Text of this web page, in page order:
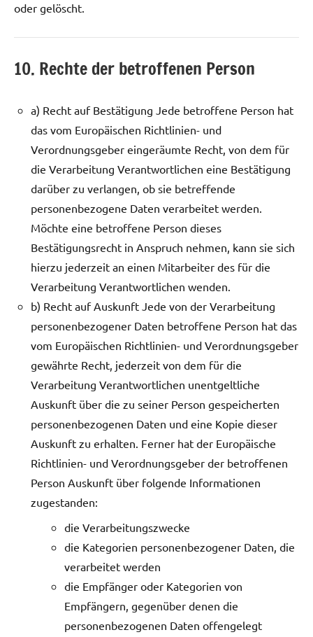
oder gelöscht.
10. Rechte der betroffenen Person
a) Recht auf Bestätigung Jede betroffene Person hat
das vom Europäischen Richtlinien- und
Verordnungsgeber eingeräumte Recht, von dem für
die Verarbeitung Verantwortlichen eine Bestätigung
darüber zu verlangen, ob sie betreffende
personenbezogene Daten verarbeitet werden.
Möchte eine betroffene Person dieses
Bestätigungsrecht in Anspruch nehmen, kann sie sich
hierzu jederzeit an einen Mitarbeiter des für die
Verarbeitung Verantwortlichen wenden.
b) Recht auf Auskunft Jede von der Verarbeitung
personenbezogener Daten betroffene Person hat das
vom Europäischen Richtlinien- und Verordnungsgeber
gewährte Recht, jederzeit von dem für die
Verarbeitung Verantwortlichen unentgeltliche
Auskunft über die zu seiner Person gespeicherten
personenbezogenen Daten und eine Kopie dieser
Auskunft zu erhalten. Ferner hat der Europäische
Richtlinien- und Verordnungsgeber der betroffenen
Person Auskunft über folgende Informationen
zugestanden:
die Verarbeitungszwecke
die Kategorien personenbezogener Daten, die
verarbeitet werden
die Empfänger oder Kategorien von
Empfängern, gegenüber denen die
personenbezogenen Daten offengelegt